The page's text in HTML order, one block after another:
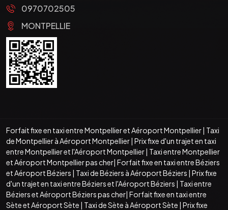
0970702505
MONTPELLIE
Forfait fixe en taxi entre Montpellier et Aéroport Montpellier| Taxi
de Montpellier à Aéroport Montpellier| Prix fixe d'un trajet en taxi
entre Montpellier et l'Aéroport Montpellier| Taxi entre Montpellier
et Aéroport Montpellier pas cher| Forfait fixe en taxi entre Béziers
et Aéroport Béziers | Taxi de Béziers à Aéroport Béziers | Prix fixe
d'un trajet en taxi entre Béziers et l'Aéroport Béziers | Taxi entre
Béziers et Aéroport Béziers pas cher| Forfait fixe en taxi entre
Sète et Aéroport Sète | Taxi de Sète à Aéroport Sète | Prix fixe